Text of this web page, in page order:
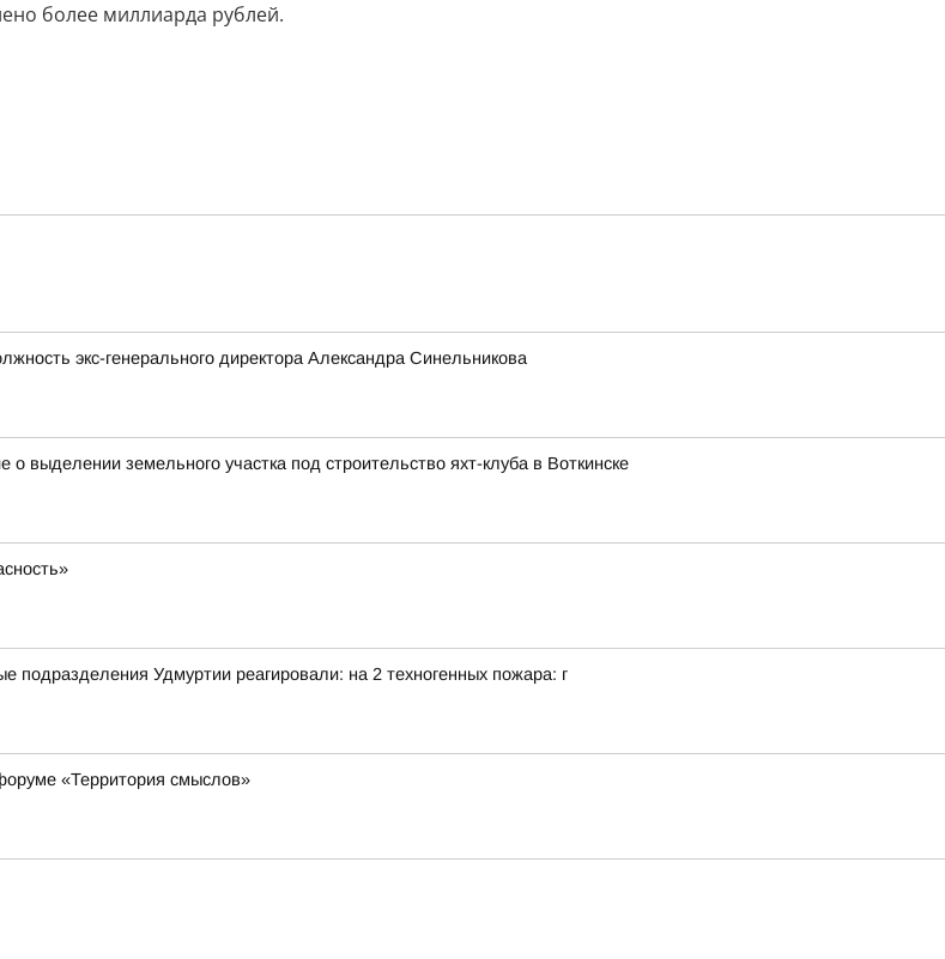
более миллиарда рублей.
экс-генерального директора Александра Синельникова
выделении земельного участка под строительство яхт-клуба в Воткинске
Удмуртии реагировали: на 2 техногенных пожара: г
«Территория смыслов»